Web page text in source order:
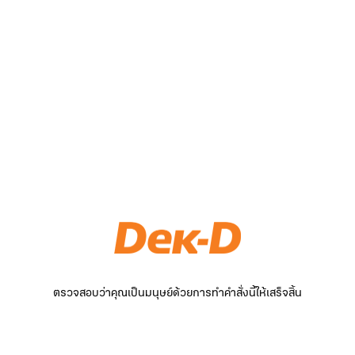
ตรวจสอบว่าคุณเป็นมนุษย์ด้วยการทำคำสั่งนี้ให้เสร็จสิ้น